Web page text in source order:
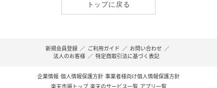
トップに戻る
新規会員登録 ／ ご利用ガイド ／ お問い合わせ ／
法人のお客様 ／ 特定商取引法に基づく表記
企業情報 個人情報保護方針 事業者様向け個人情報保護方針
楽天市場トップ 楽天のサービス一覧 アプリ一覧